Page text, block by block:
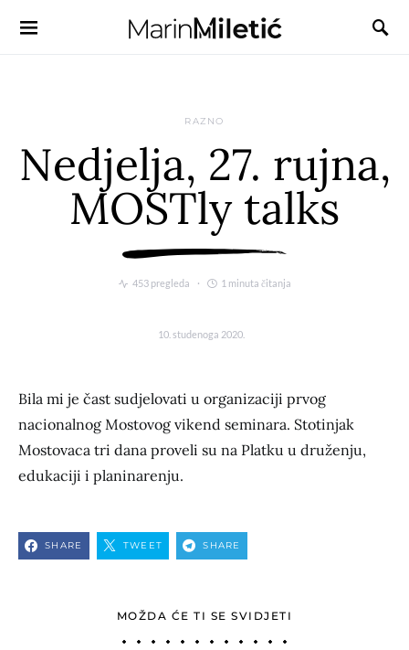
RAZNO
Nedjelja, 27. rujna,
MOSTly talks
453 pregleda 1 minuta čitanja
10. studenoga 2020.
Bila mi je čast sudjelovati u organizaciji prvog
nacionalnog Mostovog vikend seminara. Stotinjak
Mostovaca tri dana proveli su na Platku u druženju,
edukaciji i planinarenju.
SHARE TWEET SHARE
MOŽDA ĆE TI SE SVIDJETI